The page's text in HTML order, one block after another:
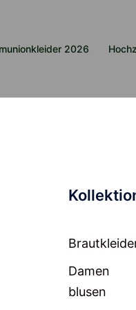
2026
Damen
blusen